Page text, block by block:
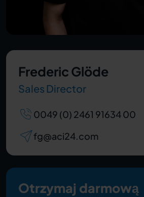
Frederic Glöde
Sales Director
0049 (0) 2461 91634 00
fg@aci24.com
Otrzymaj darmową